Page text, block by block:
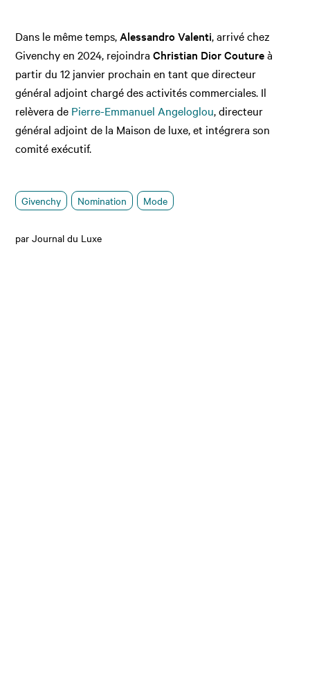
Dans le même temps, Alessandro Valenti, arrivé chez
Givenchy en 2024, rejoindraChristian Dior Coutureà
partir du 12 janvier prochain en tant que directeur
général adjoint chargé des activités commerciales. Il
relèvera de Pierre-Emmanuel Angeloglou, directeur
général adjoint de la Maison de luxe, et intégrera son
comité exécutif.
Givenchy Nomination Mode
par Journal du Luxe